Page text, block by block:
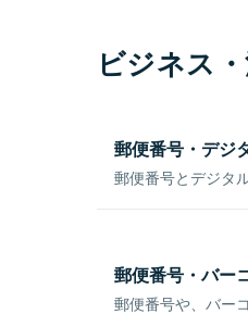
ビジネス
郵便番号・デジ
郵便番号とデジタ
郵便番号・バー
郵便番号や、バー